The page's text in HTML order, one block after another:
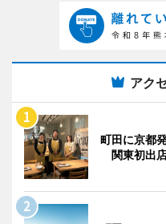
アク
町田に京都
関東初出